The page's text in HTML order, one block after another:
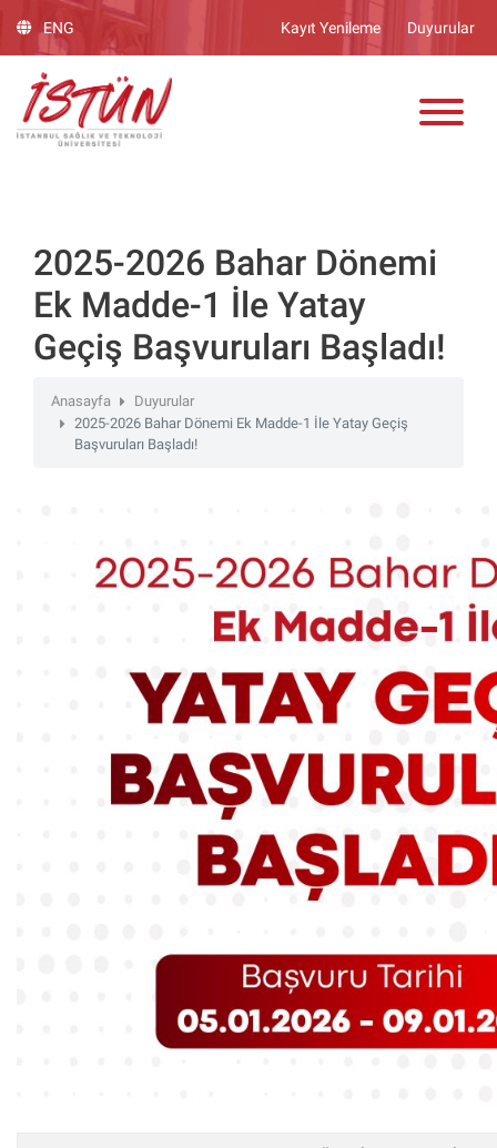
dikkat:
web
sitesinde,
erişilebilirliği
BiClick"
sistemi
bulunur.
ENG Kayıt Yenileme Duyurular
2025-2026 Bahar Dönemi
Ek Madde-1 İle Yatay
Geçiş Başvuruları Başladı!
Anasayfa
Duyurular
2025-2026 Bahar Dönemi Ek Madde-1 İle Yatay Geçiş
Başvuruları Başladı!